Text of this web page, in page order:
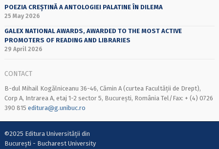
POEZIA CREȘTINĂ A ANTOLOGIEI PALATINE ÎN DILEMA
25 May 2026
GALEX NATIONAL AWARDS, AWARDED TO THE MOST ACTIVE
PROMOTERS OF READING AND LIBRARIES
29 April 2026
CONTACT
B-dul Mihail Kogălniceanu 36-46, Cămin A (curtea Facultății de Drept),
Corp A, Intrarea A, etaj 1-2 sector 5, București, România Tel/Fax: + (4) 0726
390 815 editura@g.unibuc.ro
©2025 Editura Universității din
București - Bucharest University